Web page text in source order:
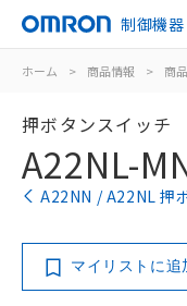
制御機器
ホーム > 商品情報 > 商
押ボタンスイッチ
A22NL-
A22NN / A22NL 押
マイリストに追